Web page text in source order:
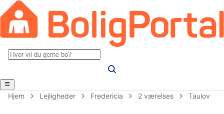
Hjem Lejligheder Fredericia 2 værelses Taulov